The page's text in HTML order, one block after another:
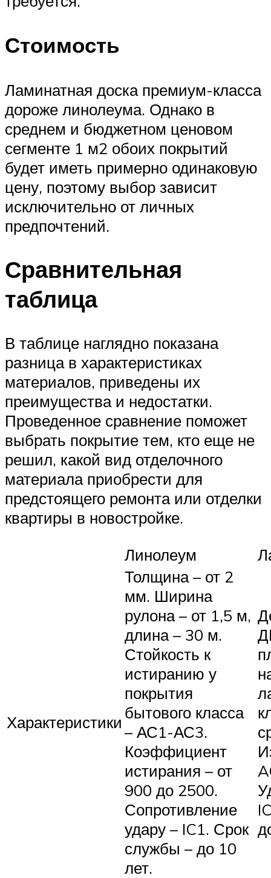
Стоимость
Ламинатная доска премиум-класса
дороже линолеума. Однако в
среднем и бюджетном ценовом
сегменте 1 м2 обоих покрытий
будет иметь примерно одинаковую
цену, поэтому выбор зависит
исключительно от личных
предпочтений.
Сравнительная
таблица
В таблице наглядно показана
разница в характеристиках
материалов, приведены их
преимущества и недостатки.
Проведенное сравнение поможет
выбрать покрытие тем, кто еще не
решил, какой вид отделочного
материала приобрести для
предстоящего ремонта или отделки
квартиры в новостройке.
Линолеум
Характеристики
Толщина – от 2
мм. Ширина
рулона – от 1,5 м,
длина – 30 м.
Стойкость к
истиранию у
покрытия
бытового класса
– АС1-АС3.
Коэффициент
истирания – от
900 до 2500.
Сопротивление
удару – IC1. Срок
службы – до 10
лет.